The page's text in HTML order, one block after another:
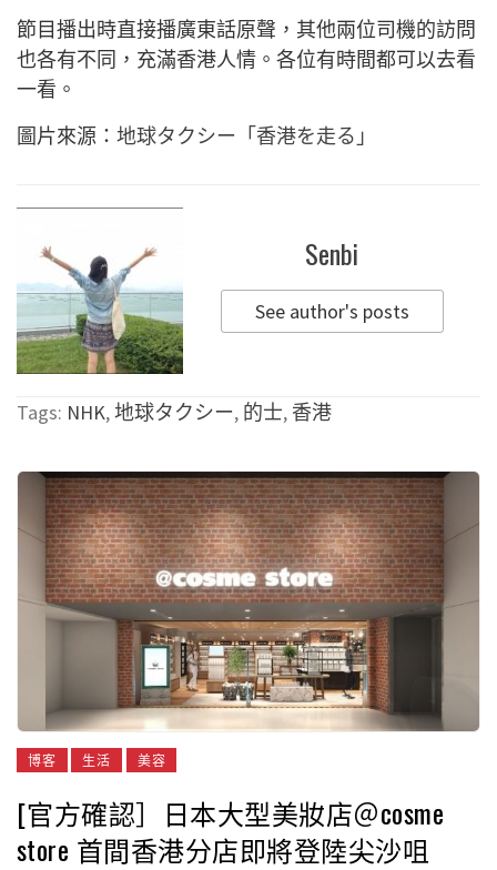
節目播出時直接播廣東話原聲，其他兩位司機的訪問
也各有不同，充滿香港人情。各位有時間都可以去看
一看。
圖片來源： 地球タクシー「香港を走る」
Senbi
See author's posts
Tags: NHK,地球タクシー, 的士, 香港
博客 生活 美容
[官方確認］日本大型美妝店＠cosme
store 首間香港分店即將登陸尖沙咀